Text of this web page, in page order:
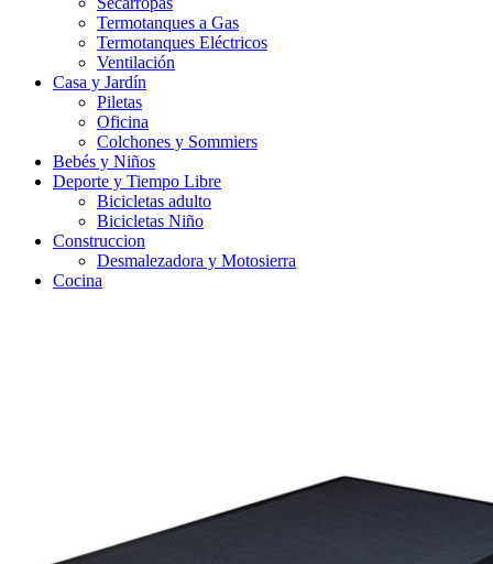
Termotanques a Gas
Termotanques Eléctricos
Ventilación
Casa y Jardín
Piletas
Oficina
Colchones y Sommiers
Bebés y Niños
Deporte y Tiempo Libre
Bicicletas adulto
Bicicletas Niño
Construccion
Desmalezadora y Motosierra
Cocina